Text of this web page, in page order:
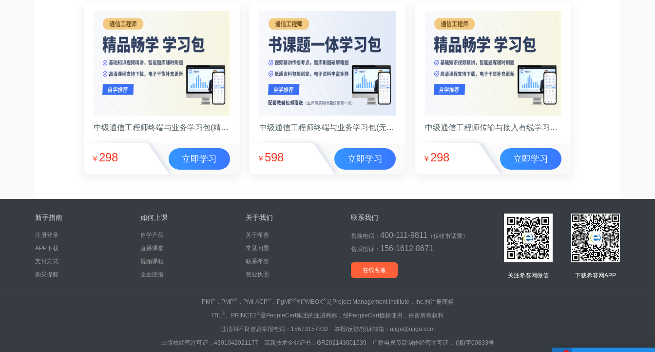
中级通信工程师终端与业务学习包(精品畅学班)
￥ 298 立即学习
中级通信工程师终端与业务学习包(无忧通关班)
￥ 598 立即学习
中级通信工程师传输与接入有线学习包(精品畅学班)
￥ 298 立即学习
新手指南
注册登录
APP下载
支付方式
购买提醒
如何上课
自学产品
直播课堂
视频课程
企业团报
关于我们
关于希赛
常见问题
联系希赛
营业执照
联系我们
售前电话： 400-111-9811
（仅收市话费）
售后投诉： 156-1612-8671
在线客服
关注希赛网微信 下载希赛网APP
PMI®，PMP®，PMI-ACP®，PgMP®和PMBOK®是Project Management Institute，Inc.的注册商标
ITIL®、PRINCE2®是PeopleCert集团的注册商标，经PeopleCert授权使用，保留所有权利
违法和不良信息举报电话：15673157832 举报/反馈/投诉邮箱：ujigu@ujigu.com
出版物经营许可证：4301042021177 高新技术企业证书：GR202143001539 广播电视节目制作经营许可证： (湘)字00833号